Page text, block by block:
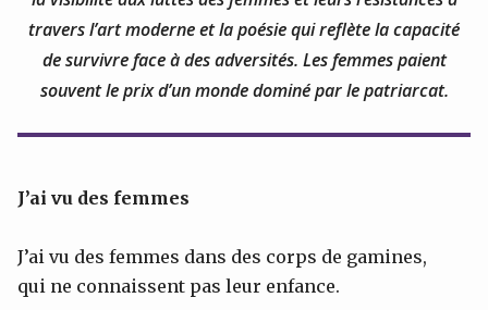
travers l’art moderne et la poésie qui reflète la capacité
de survivre face à des adversités. Les femmes paient
souvent le prix d’un monde dominé par le patriarcat.
J’ai vu des femmes
J’ai vu des femmes dans des corps de gamines,
qui ne connaissent pas leur enfance.